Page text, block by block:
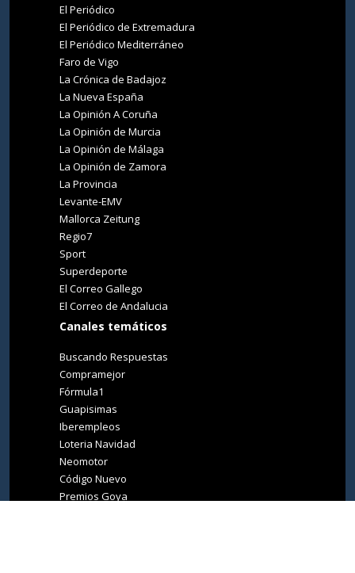
El Periódico
El Periódico de Extremadura
El Periódico Mediterráneo
Faro de Vigo
La Crónica de Badajoz
La Nueva España
La Opinión A Coruña
La Opinión de Murcia
La Opinión de Málaga
La Opinión de Zamora
La Provincia
Levante-EMV
Mallorca Zeitung
Regio7
Sport
Superdeporte
El Correo Gallego
El Correo de Andalucia
Canales temáticos
Buscando Respuestas
Compramejor
Fórmula1
Guapisimas
Iberempleos
Loteria Navidad
Neomotor
Código Nuevo
Premios Goya